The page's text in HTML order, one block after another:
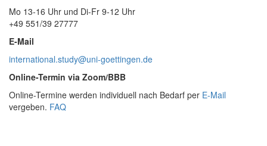
Mo 13-16 Uhr und Di-Fr 9-12 Uhr
+49 551/39 27777
E-Mail
international.study@uni-goettingen.de
Online-Termin via Zoom/BBB
Online-Termine werden individuell nach Bedarf per E-Mail
vergeben. FAQ